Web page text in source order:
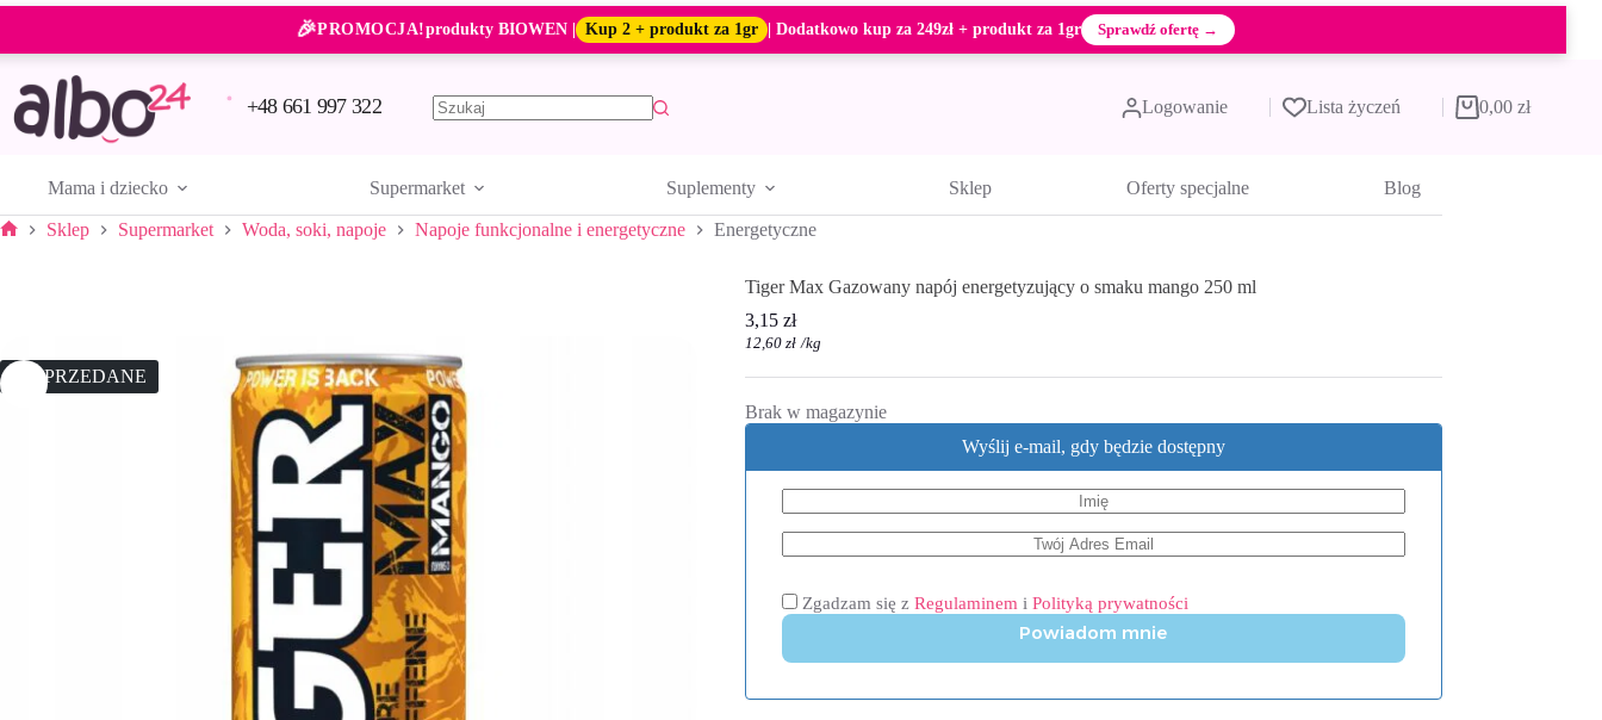
Przejdź
treści
🎉PROMOCJA!produkty BIOWEN | Kup 2 + produkt za 1gr | Dodatkowo kup za 249zł + produkt za 1gr Sprawdź ofertę →
+48 661 997 322 Logowanie Lista życzeń Koszyk
0,00 zł
Mama i dziecko Supermarket Suplementy Sklep Oferty specjalne Blog
Sklep Supermarket Woda, soki, napoje Napoje funkcjonalne i energetyczne Energetyczne
WYPRZEDANE
Tiger Max Gazowany napój energetyzujący o smaku mango 250 ml
3,15 zł
12,60 zł /kg
Brak w magazynie
Wyślij e-mail, gdy będzie dostępny
Zgadzam się z Regulaminem i Polityką prywatności
Powiadom mnie